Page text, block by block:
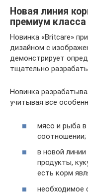
Новая линия
премиум класса
Новинка «Britcare»
дизайном с
демонстрирует
тщательно
Новинка
учитывая все
мясо и рыба
соотношении;
в новой
продукты,
есть корм
необходимое